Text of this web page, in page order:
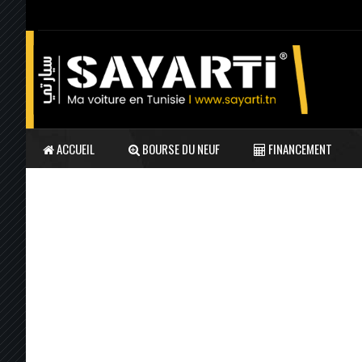
ACCUEIL BOURSE DU NEUF FINANCEMENT